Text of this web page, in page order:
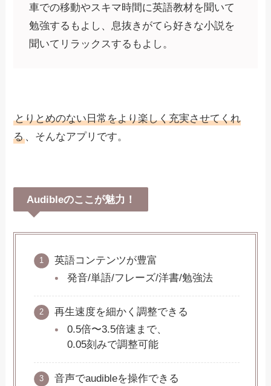
車での移動やスキマ時間に英語教材を聞いて
勉強するもよし、息抜きがてら好きな小説を
聞いてリラックスするもよし。
とりとめのない日常をより楽しく充実させてくれ
る、そんなアプリです。
Audibleのここが魅力！
英語コンテンツが豊富
発音/単語/フレーズ/洋書/勉強法
再生速度を細かく調整できる
0.5倍〜3.5倍速まで、
0.05刻みで調整可能
音声でaudibleを操作できる